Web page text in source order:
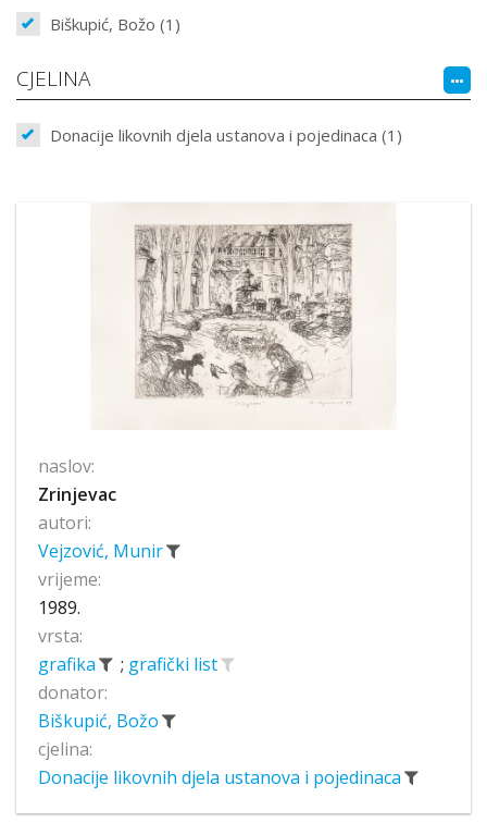
Biškupić, Božo (1)
CJELINA
Donacije likovnih djela ustanova i pojedinaca (1)
naslov:
Zrinjevac
autori:
Vejzović, Munir
vrijeme:
1989.
vrsta:
grafika
; grafički list
donator:
Biškupić, Božo
cjelina:
Donacije likovnih djela ustanova i pojedinaca